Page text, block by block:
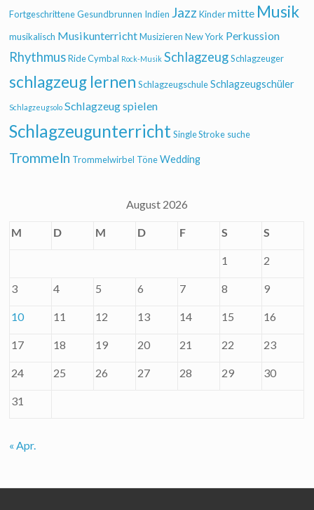
Fortgeschrittene Gesundbrunnen Indien Jazz Kinder mitte Musik
musikalisch Musikunterricht Musizieren New York Perkussion
Rhythmus Ride Cymbal Rock-Musik Schlagzeug Schlagzeuger
schlagzeug lernen Schlagzeugschule Schlagzeugschüler
Schlagzeugsolo Schlagzeug spielen
Schlagzeugunterricht Single Stroke suche
Trommeln Trommelwirbel Töne Wedding
August 2026
M D M D F S S
1 2
3 4 5 6 7 8 9
10 11 12 13 14 15 16
17 18 19 20 21 22 23
24 25 26 27 28 29 30
31
« Apr.